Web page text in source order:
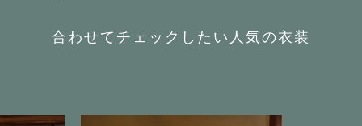
合わせてチェックしたい人気の衣装